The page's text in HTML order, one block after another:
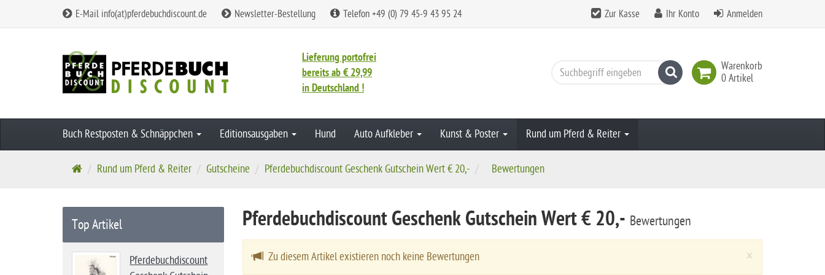
E-Mail info(at)pferdebuchdiscount.de Newsletter-Bestellung Telefon +49 (0) 79 45-9 43 95 24 Zur Kasse Ihr Konto Anmelden
Lieferung portofrei
bereits ab € 29,99
in Deutschland !
Warenkorb
0 Artikel
Suchen
Buch Restposten & Schnäppchen Editionsausgaben Hund Auto Aufkleber Kunst & Poster Rund um Pferd & Reiter
S
t
Rund um Pferd & Reiter Gutscheine Pferdebuchdiscount Geschenk Gutschein Wert € 20,- Bewertungen
Pferdebuchdiscount Geschenk Gutschein Wert € 20,- Bewertungen
×
Zu diesem Artikel existieren noch keine Bewertungen
Top Artikel
Pferdebuchdiscount